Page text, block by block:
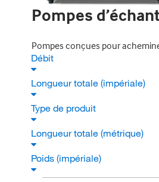
Pompes
Pompes conçues pour
Débit
Longueur totale (impériale)
Type de produit
Longueur totale (métrique)
Poids (impériale)